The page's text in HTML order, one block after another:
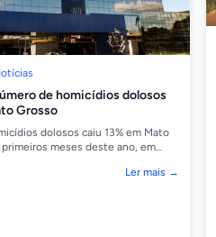
de homicídios dolosos
Grosso
dolosos caiu 13% em Mato
meses deste ano, em
Ler mais →